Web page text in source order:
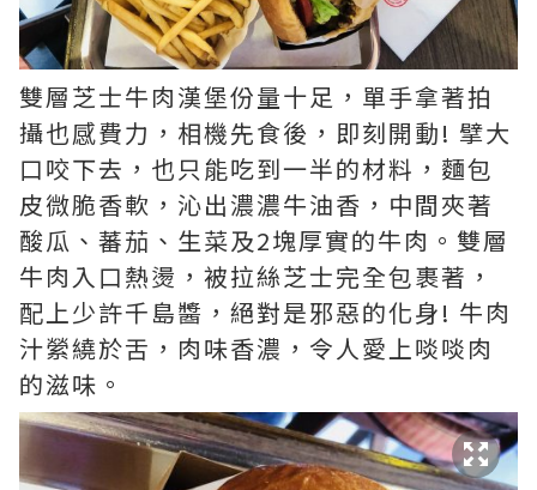
雙層芝士牛肉漢堡份量十足，單手拿著拍
攝也感費力，相機先食後，即刻開動! 擘大
口咬下去，也只能吃到一半的材料，麵包
皮微脆香軟，沁出濃濃牛油香，中間夾著
酸瓜、蕃茄、生菜及2塊厚實的牛肉。雙層
牛肉入口熱燙，被拉絲芝士完全包裹著，
配上少許千島醬，絕對是邪惡的化身! 牛肉
汁縈繞於舌，肉味香濃，令人愛上啖啖肉
的滋味。